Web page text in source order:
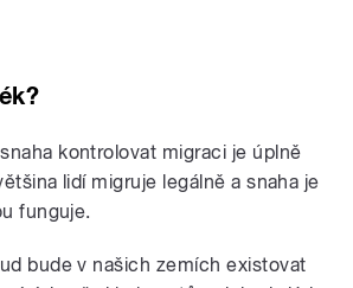
kontrolovat migraci je úplně
lidí migruje legálně a snaha je
funguje.
bude v našich zemích existovat